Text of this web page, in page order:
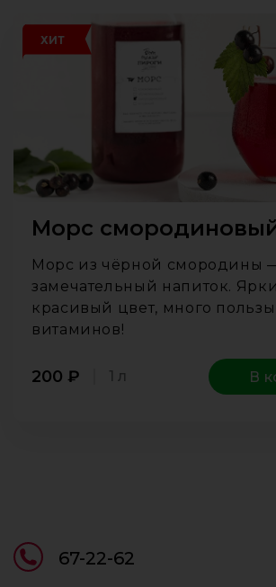
ХИТ
Морс
Морс из чёрной смородины
замечательный напиток.
красивый цвет, много
витаминов!
200 ₽ 1 л В
67-22-62